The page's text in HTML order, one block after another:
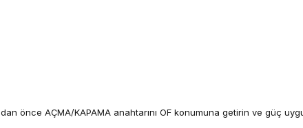
önce AÇMA/KAPAMA anahtarını OF konumuna getirin ve güç